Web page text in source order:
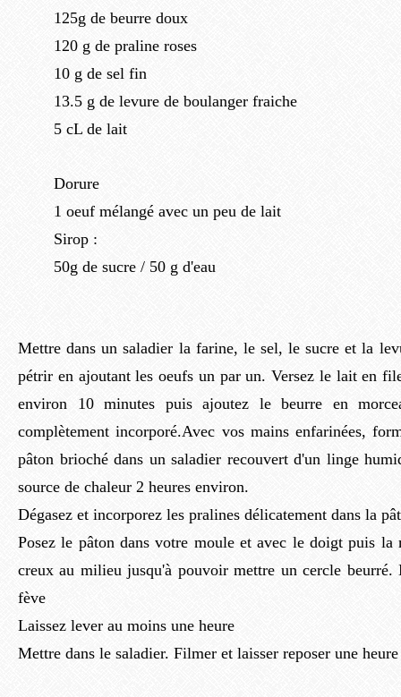
125g de beurre doux
120 g de praline roses
10 g de sel fin
13.5 g de levure de boulanger fraiche
5 cL de lait
Dorure
1 oeuf mélangé avec un peu de lait
Sirop :
50g de sucre / 50 g d'eau
Mettre dans un saladier la farine, le sel, le sucre et la
pétrir en ajoutant les oeufs un par un. Versez le lait en
environ 10 minutes puis ajoutez le beurre en
complètement incorporé.Avec vos mains enfarinées,
pâton brioché dans un saladier recouvert d'un linge
source de chaleur 2 heures environ.
Dégasez et incorporez les pralines délicatement dans la
Posez le pâton dans votre moule et avec le doigt puis la
creux au milieu jusqu'à pouvoir mettre un cercle beurré.
fève
Laissez lever au moins une heure
Mettre dans le saladier. Filmer et laisser reposer une